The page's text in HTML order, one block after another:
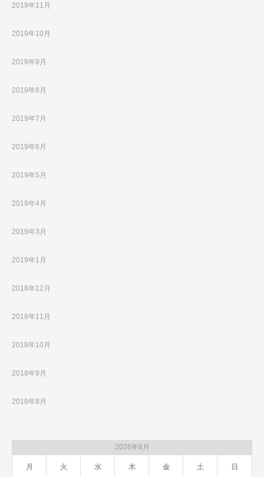
2019年11月
2019年10月
2019年9月
2019年8月
2019年7月
2019年6月
2019年5月
2019年4月
2019年3月
2019年1月
2018年12月
2018年11月
2018年10月
2018年9月
2018年8月
2026年8月
月 火 水 木 金 土 日